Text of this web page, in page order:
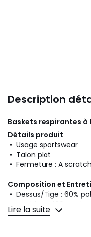
Description
Baskets respirantes à
Détails produit
• Usage sportswear
• Talon plat
• Fermeture : A scratch
Composition et
• Dessus/Tige : 60%
• Doublure : 100%
• Semelle intérieure :
Lire la suite